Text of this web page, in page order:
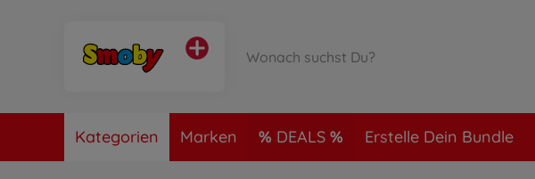
Kategorien Marken DEALS Erstelle Dein Bundle